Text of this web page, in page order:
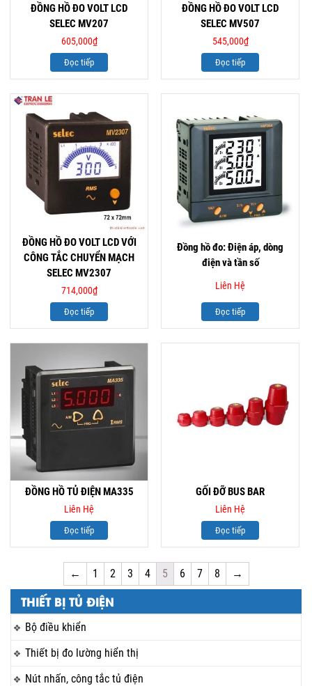
THIẾT BỊ TỦ ĐIỆN
Bộ điều khiển
Thiết bị đo lường hiển thị
Nút nhấn, công tắc tủ điện
ĐỒNG HỒ ĐO VOLT LCD
SELEC MV207
605,000₫
Đọc tiếp
ĐỒNG HỒ ĐO VOLT LCD
SELEC MV507
545,000₫
Đọc tiếp
ĐỒNG HỒ ĐO VOLT LCD VỚI
CÔNG TẮC CHUYỂN MẠCH
SELEC MV2307
714,000₫
Đọc tiếp
Đồng hồ đo: Điện áp, dòng
điện và tần số
Liên Hệ
Đọc tiếp
ĐỒNG HỒ TỦ ĐIỆN MA335
Liên Hệ
Đọc tiếp
GỐI ĐỠ BUS BAR
Liên Hệ
Đọc tiếp
← 1 2 3 4 5 6 7 8 →